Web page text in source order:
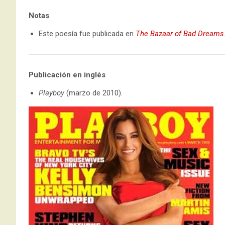
Notas
Este poesía fue publicada en The Bazaar of Bad Dreams
Publicación en inglés
Playboy (marzo de 2010).